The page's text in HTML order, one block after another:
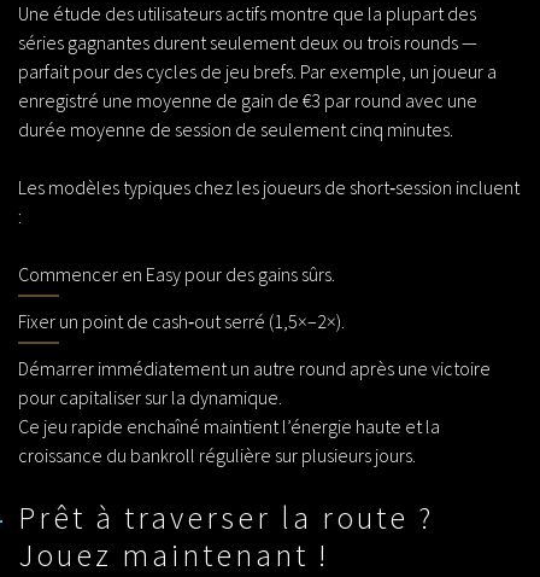
Une étude des utilisateurs actifs montre que la plupart des
séries gagnantes durent seulement deux ou trois rounds —
parfait pour des cycles de jeu brefs. Par exemple, un joueur a
enregistré une moyenne de gain de €3 par round avec une
durée moyenne de session de seulement cinq minutes.
Les modèles typiques chez les joueurs de short‑session incluent
:
Commencer en Easy pour des gains sûrs.
Fixer un point de cash‑out serré (1,5×–2×).
Démarrer immédiatement un autre round après une victoire
pour capitaliser sur la dynamique.
Ce jeu rapide enchaîné maintient l’énergie haute et la
croissance du bankroll régulière sur plusieurs jours.
Prêt à traverser la route ?
Jouez maintenant !